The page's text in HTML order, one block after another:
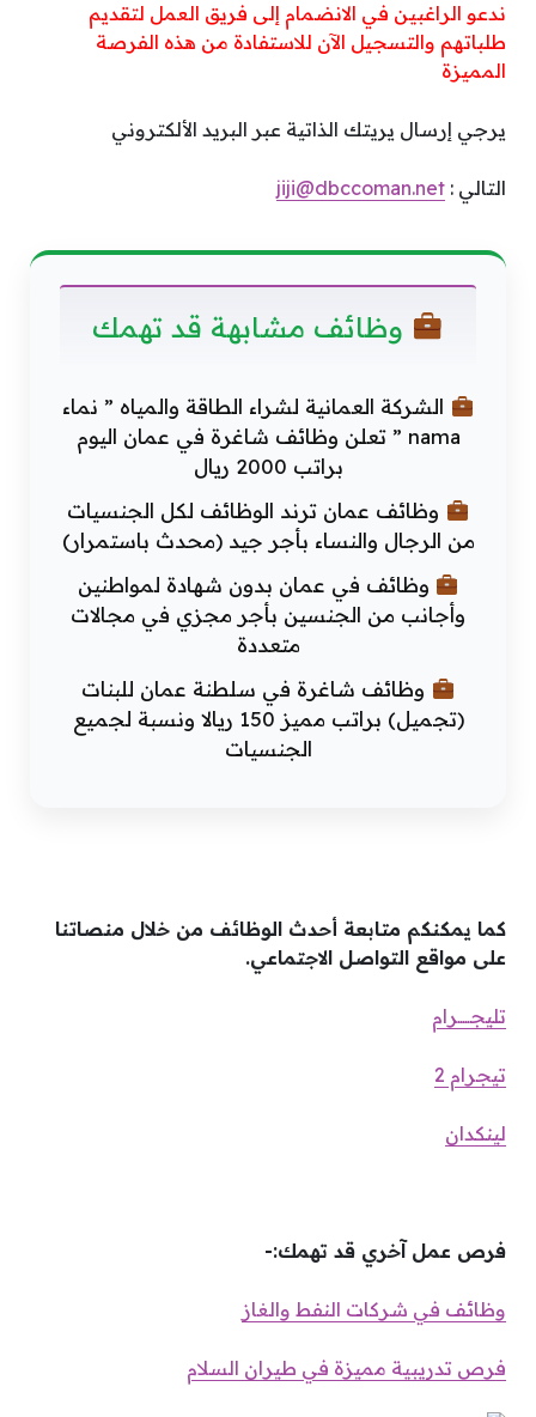
ندعو الراغبين في الانضمام إلى فريق العمل لتقديم
طلباتهم والتسجيل الآن للاستفادة من هذه الفرصة
المميزة
يرجي إرسال يريتك الذاتية عبر البريد الألكتروني
التالي : ‏ jiji@dbccoman.net
وظائف مشابهة قد تهمك
الشركة العمانية لشراء الطاقة والمياه ” نماء
nama ” تعلن وظائف شاغرة في عمان اليوم
براتب 2000 ريال
وظائف عمان ترند الوظائف لكل الجنسيات
من الرجال والنساء بأجر جيد (محدث باستمرار)
وظائف في عمان بدون شهادة لمواطنين
وأجانب من الجنسين بأجر مجزي في مجالات
متعددة
وظائف شاغرة في سلطنة عمان للبنات
(تجميل) براتب مميز 150 ريالا ونسبة لجميع
الجنسيات
كما يمكنكم متابعة أحدث الوظائف من خلال منصاتنا
على مواقع التواصل الاجتماعي.
تليجـــــرام
تيجرام 2
لينكدان
فرص عمل آخري قد تهمك:-
وظائف في شركات النفط والغاز
فرص تدريبية مميزة في طيران السلام